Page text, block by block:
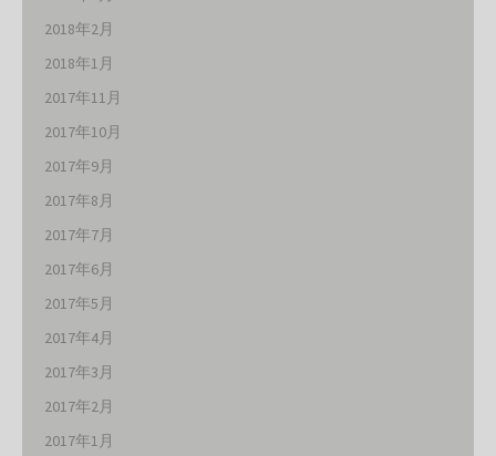
2018年2月
2018年1月
2017年11月
2017年10月
2017年9月
2017年8月
2017年7月
2017年6月
2017年5月
2017年4月
2017年3月
2017年2月
2017年1月